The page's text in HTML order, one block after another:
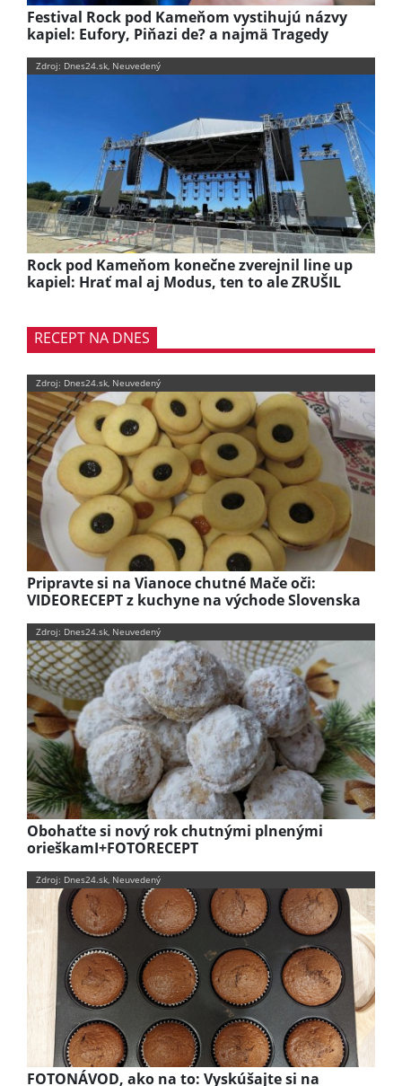
Festival Rock pod Kameňom vystihujú názvy
kapiel: Eufory, Piňazi de? a najmä Tragedy
Zdroj: Dnes24.sk, Neuvedený
Rock pod Kameňom konečne zverejnil line up
kapiel: Hrať mal aj Modus, ten to ale ZRUŠIL
RECEPT NA DNES
Zdroj: Dnes24.sk, Neuvedený
Pripravte si na Vianoce chutné Mače oči:
VIDEORECEPT z kuchyne na východe Slovenska
Zdroj: Dnes24.sk, Neuvedený
Obohaťte si nový rok chutnými plnenými
orieškamI+FOTORECEPT
Zdroj: Dnes24.sk, Neuvedený
FOTONÁVOD, ako na to: Vyskúšajte si na